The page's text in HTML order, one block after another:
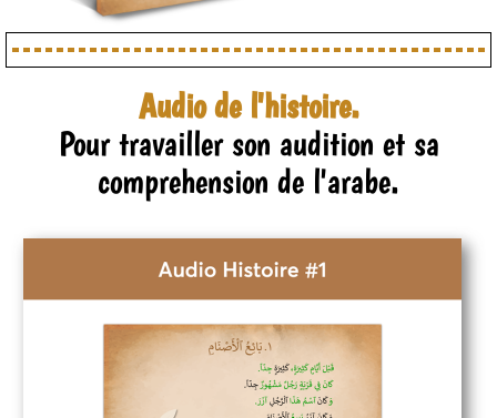
Audio de l'histoire.
Pour travailler son audition et sa
comprehension de l'arabe.